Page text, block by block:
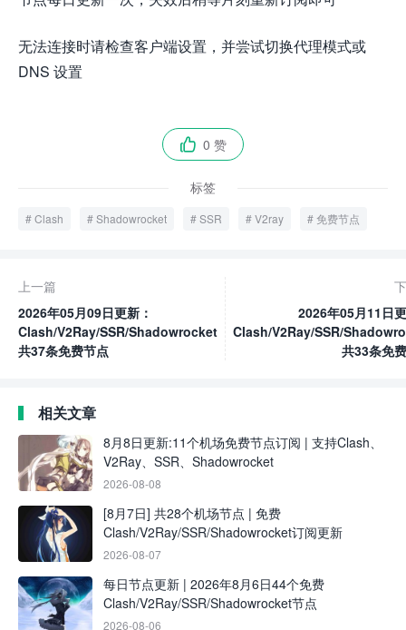
无法连接时请检查客户端设置，并尝试切换代理模式或
DNS 设置
 0 赞
标签
Clash Shadowrocket SSR V2ray 免费节点
上一篇
2026年05月09日更新：
Clash/V2Ray/SSR/Shadowrocket
共37条免费节点
2026年05月11日
Clash/V2Ray/SSR/
共33条免
相关文章
8月8日更新:11个机场免费节点订阅 | 支持Clash、
V2Ray、SSR、Shadowrocket
2026-08-08
[8月7日] 共28个机场节点 | 免费
Clash/V2Ray/SSR/Shadowrocket订阅更新
2026-08-07
每日节点更新 | 2026年8月6日44个免费
Clash/V2Ray/SSR/Shadowrocket节点
2026-08-06